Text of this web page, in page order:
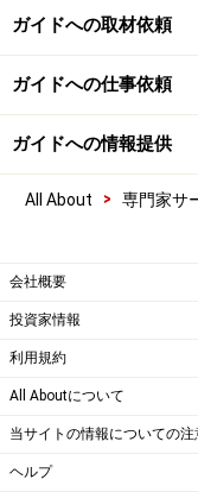
ガイドへの取材依頼
ガイドへの仕事依頼
ガイドへの情報提供
All About > 専門家サ
会社概要
投資家情報
利用規約
All Aboutについて
当サイトの情報についての注
ヘルプ